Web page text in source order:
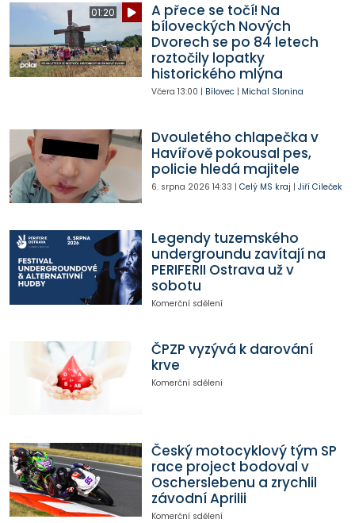
01:20
A přece se točí! Na
bíloveckých Nových
Dvorech se po 84 letech
roztočily lopatky
historického mlýna
Včera 13:00 | Bílovec| Michal Slonina
Dvouletého chlapečka v
Havířově pokousal pes,
policie hledá majitele
6. srpna 2026 14:33 | Celý MS kraj | Jiří Cileček
Legendy tuzemského
undergroundu zavítají na
PERIFERII Ostrava už v
sobotu
Komerční sdělení
ČPZP vyzývá k darování
krve
Komerční sdělení
Český motocyklový tým SP
race project bodoval v
Oscherslebenu a zrychlil
závodní Aprilii
Komerční sdělení